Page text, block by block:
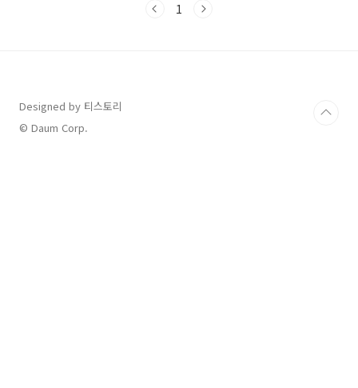
기길 바랬지만 그래도 우리 황희찬 선수 소속팀
기가 있을때마다 여러분들이 찾아보는 바로 그
것! 바로 경기에서의 선수들의 평점인데요. 우리
한국 선수들이 EPL에서 그리고 분데스리가에서
1
Designed by 티스토리
© Daum Corp.